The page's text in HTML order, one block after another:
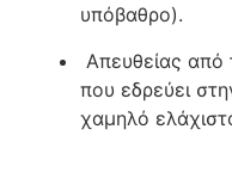
υπόβαθρο).
Απευθείας από
που εδρεύει
χαμηλό